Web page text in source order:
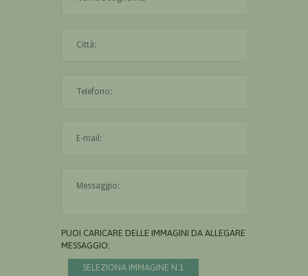
PUOI CARICARE DELLE IMMAGINI DA ALLEGARE AL
MESSAGGIO:
SELEZIONA IMMAGINE N.1